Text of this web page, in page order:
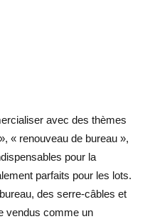
avec des thèmes
« renouveau de bureau »,
pour la
parfaits pour les lots.
des serre-câbles et
vendus comme un